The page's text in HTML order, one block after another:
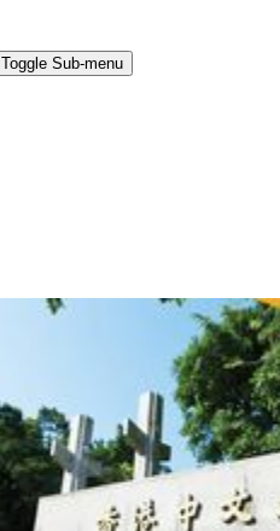
Toggle Sub-menu